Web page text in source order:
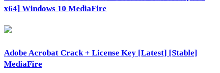
x64] Windows 10 MediaFire
Adobe Acrobat Crack + License Key [Latest] [Stable]
MediaFire